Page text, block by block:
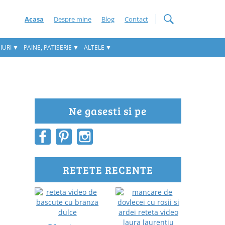
Acasa Despre mine Blog Contact
PAINE, PATISERIE ALTELE
Ne gasesti si pe
RETETE RECENTE